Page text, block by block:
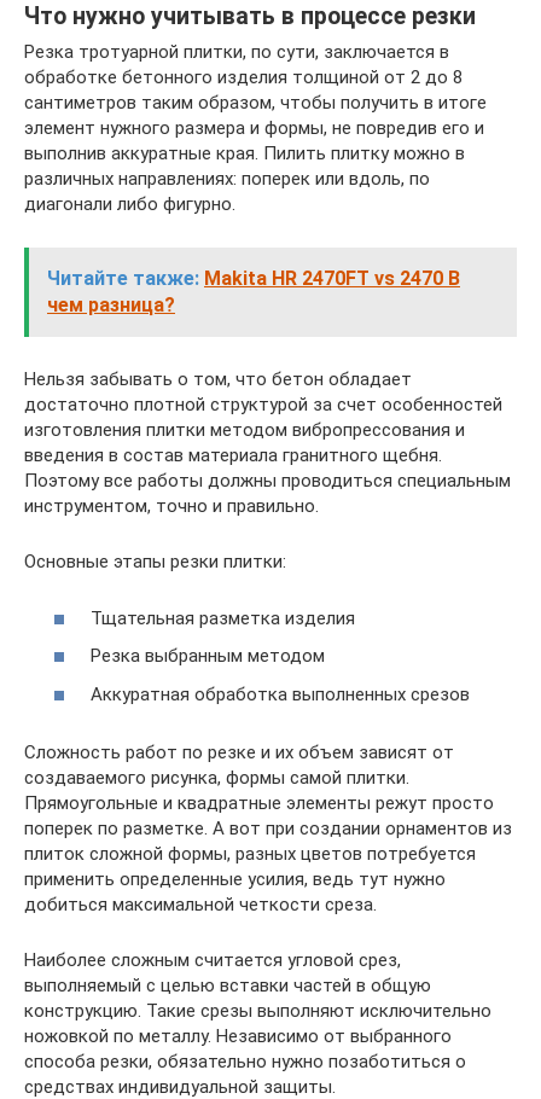
Что нужно учитывать в процессе резки
Резка тротуарной плитки, по сути, заключается в
обработке бетонного изделия толщиной от 2 до 8
сантиметров таким образом, чтобы получить в итоге
элемент нужного размера и формы, не повредив его и
выполнив аккуратные края. Пилить плитку можно в
различных направлениях: поперек или вдоль, по
диагонали либо фигурно.
Читайте также: Makita HR 2470FT vs 2470 В
чем разница?
Нельзя забывать о том, что бетон обладает
достаточно плотной структурой за счет особенностей
изготовления плитки методом вибропрессования и
введения в состав материала гранитного щебня.
Поэтому все работы должны проводиться специальным
инструментом, точно и правильно.
Основные этапы резки плитки:
Тщательная разметка изделия
Резка выбранным методом
Аккуратная обработка выполненных срезов
Сложность работ по резке и их объем зависят от
создаваемого рисунка, формы самой плитки.
Прямоугольные и квадратные элементы режут просто
поперек по разметке. А вот при создании орнаментов из
плиток сложной формы, разных цветов потребуется
применить определенные усилия, ведь тут нужно
добиться максимальной четкости среза.
Наиболее сложным считается угловой срез,
выполняемый с целью вставки частей в общую
конструкцию. Такие срезы выполняют исключительно
ножовкой по металлу. Независимо от выбранного
способа резки, обязательно нужно позаботиться о
средствах индивидуальной защиты.